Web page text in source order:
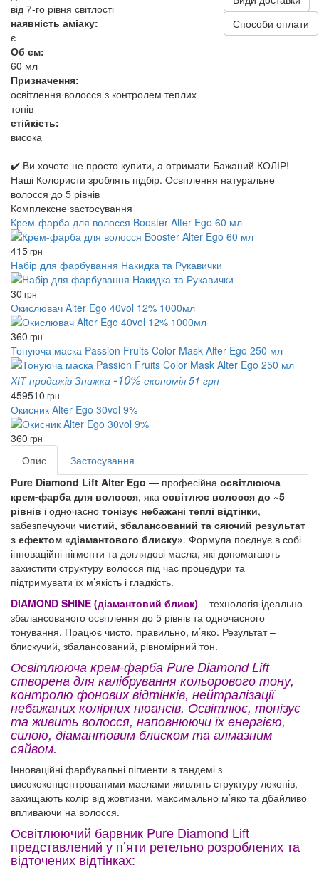
від 7-го рівня світлості
наявність аміаку:
є
Об єм:
60 мл
Призначення:
освітлення волосся з контролем теплих
тонів
стійкість:
висока
Способи оплати
✔️ Ви хочете не просто купити, а отримати Бажаний КОЛІР!
Наші Колористи зроблять підбір. Освітлення натуральне
волосся до 5 рівнів
Комплексне застосування
Крем-фарба для волосся Booster Alter Ego 60 мл
415грн
Набір для фарбування Накидка та Рукавички
30 грн
Окислювач Alter Ego 40vol 12% 1000мл
360 грн
Тонуюча маска Passion Fruits Color Mask Alter Ego 250 мл
ХІТ продажів Знижка -10% економія 51 грн
459510 грн
Окисник Alter Ego 30vol 9%
360 грн
Опис
Застосування
Pure Diamond Lift Alter Ego — професійна освітлююча
крем-фарба для волосся, яка освітлює волосся до ~5
рівнів і одночасно тонізує небажані теплі відтінки,
забезпечуючи чистий, збалансований та сяючий результат
з ефектом «діамантового блиску». Формула поєднує в собі
інноваційні пігменти та доглядові масла, які допомагають
захистити структуру волосся під час процедури та
підтримувати їх м’якість і гладкість.
DIAMOND SHINE (діамантовий блиск) – технологія ідеально
збалансованого освітлення до 5 рівнів та одночасного
тонування. Працює чисто, правильно, м’яко. Результат –
блискучий, збалансований, рівномірний тон.
Освітлююча крем-фарба Pure Diamond Lift
створена для калібрування кольорового тону,
контролю фонових відтінків, нейтралізації
небажаних колірних нюансів. Освітлює, тонізує
та живить волосся, наповнюючи їх енергією,
силою, діамантовим блиском та алмазним
сяйвом.
Інноваційні фарбувальні пігменти в тандемі з
висококонцентрованими маслами живлять структуру локонів,
захищають колір від жовтизни, максимально м’яко та дбайливо
впливаючи на волосся.
Освітлюючий барвник Pure Diamond Lift
представлений у п’яти ретельно розроблених та
відточених відтінках: